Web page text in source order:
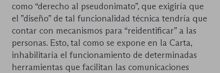
como “derecho al pseudonimato”, que exigiría que
el ”diseño” de tal funcionalidad técnica tendría que
contar con mecanismos para “reidentificar” a las
personas. Esto, tal como se expone en la Carta,
inhabilitaría el funcionamiento de determinadas
herramientas que facilitan las comunicaciones